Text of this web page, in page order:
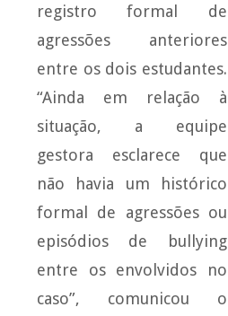
registro formal de
agressões anteriores
entre os dois estudantes.
“Ainda em relação à
situação, a equipe
gestora esclarece que
não havia um histórico
formal de agressões ou
episódios de bullying
entre os envolvidos no
caso”, comunicou o